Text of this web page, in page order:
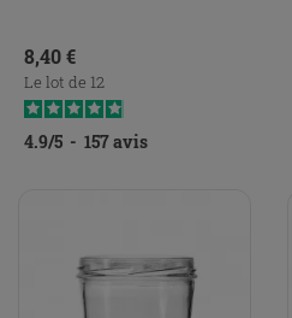
Prix
8,40 €
Le lot de 12
4.9/5 - 157avis